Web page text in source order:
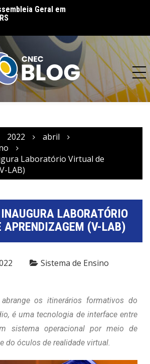
Geral em
2022
abril
Laboratório Virtual de
LAB)
LABORATÓRIO
APRENDIZAGEM (V-LAB)
Sistema de Ensino
os itinerários formativos do
é uma tecnologia de interface entre
sistema operacional por meio de
do óculos de realidade virtual.